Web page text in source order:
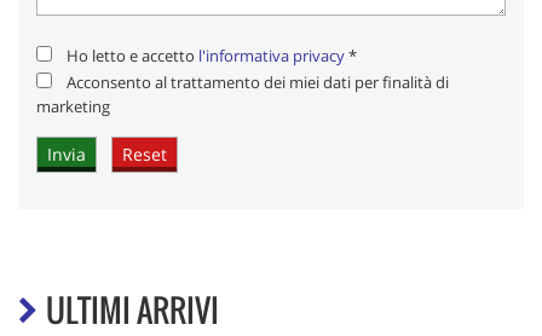
Ho letto e accetto l'informativa privacy*
Acconsento al trattamento dei miei dati per finalità di
marketing
ULTIMI ARRIVI